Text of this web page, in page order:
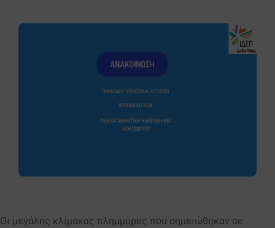
Οι μεγάλης κλίμακας πλημμύρες που σημειώθηκαν σε